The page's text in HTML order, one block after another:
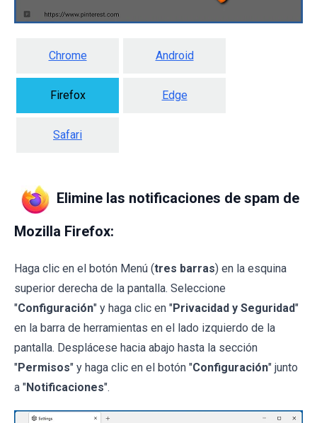
Chrome Android
Firefox Edge
Safari
Elimine las notificaciones de spam de
Mozilla Firefox:
Haga clic en el botón Menú (tres barras) en la esquina
superior derecha de la pantalla. Seleccione
"Configuración" y haga clic en "Privacidad y Seguridad"
en la barra de herramientas en el lado izquierdo de la
pantalla. Desplácese hacia abajo hasta la sección
"Permisos" y haga clic en el botón "Configuración" junto
a "Notificaciones".